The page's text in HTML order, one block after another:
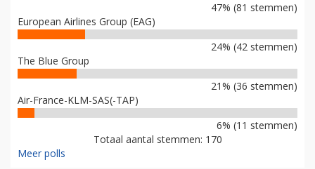
47% (81 stemmen)
European Airlines Group (EAG)
24% (42 stemmen)
The Blue Group
21% (36 stemmen)
Air-France-KLM-SAS(-TAP)
6% (11 stemmen)
Totaal aantal stemmen: 170
Meer polls